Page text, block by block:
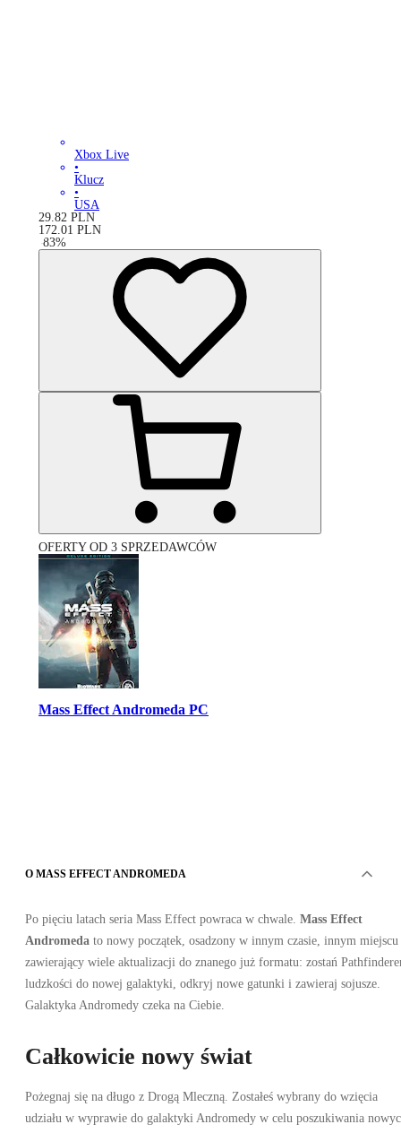
Xbox Live
•
Klucz
•
USA
29.82 PLN
172.01 PLN
-83%
OFERTY OD 3 SPRZEDAWCÓW
Mass Effect Andromeda PC
EA App
•
EUROPA
119.02 PLN
129.00 PLN
-8%
O MASS EFFECT ANDROMEDA
Po pięciu latach seria Mass Effect powraca w chwale. Mass Effect
Andromeda to nowy początek, osadzony w innym czasie, innym
zawierający wiele aktualizacji do znanego już formatu: zostań
ludzkości do nowej galaktyki, odkryj nowe gatunki i zawieraj sojusze.
Galaktyka Andromedy czeka na Ciebie.
Całkowicie nowy świat
Pożegnaj się na długo z Drogą Mleczną. Zostałeś wybrany do wzięcia
udziału w wyprawie do galaktyki Andromedy w celu poszukiwania